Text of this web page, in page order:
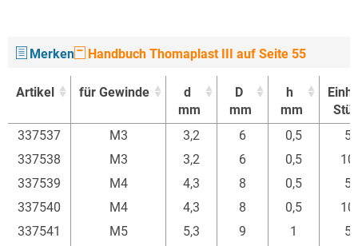
Merken Handbuch Thomaplast III auf Seite 55
Artikel für Gewinde
d
mm
D
mm
h
mm
Artikel
für Gewinde
d
D
h
337537 M3 3,2 6 0,5
50
337538
M3 3,2 6 0,5
337539
M4 4,3 8 0,5
50
337540
M4 4,3 8 0,5
337541
M5 5,3 9 1
50